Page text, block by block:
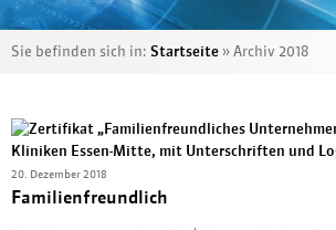
Sie befinden sich in: Startseite »Archiv 2018
20. Dezember 2018
Familienfreundlich